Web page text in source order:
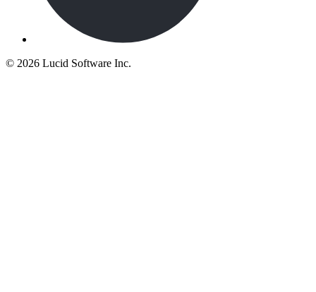
© 2026 Lucid Software Inc.